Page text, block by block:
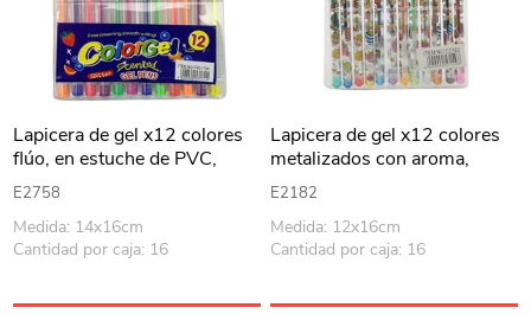
Lapicera de gel x12 colores
flúo, en estuche de PVC,
PACK x12
E2758
Medida: 14x16cm
Cantidad por caja: 16
Lapicera de gel x12 colores
metalizados con aroma,
PACK x12
E2182
Medida: 12x16cm
Cantidad por caja: 16